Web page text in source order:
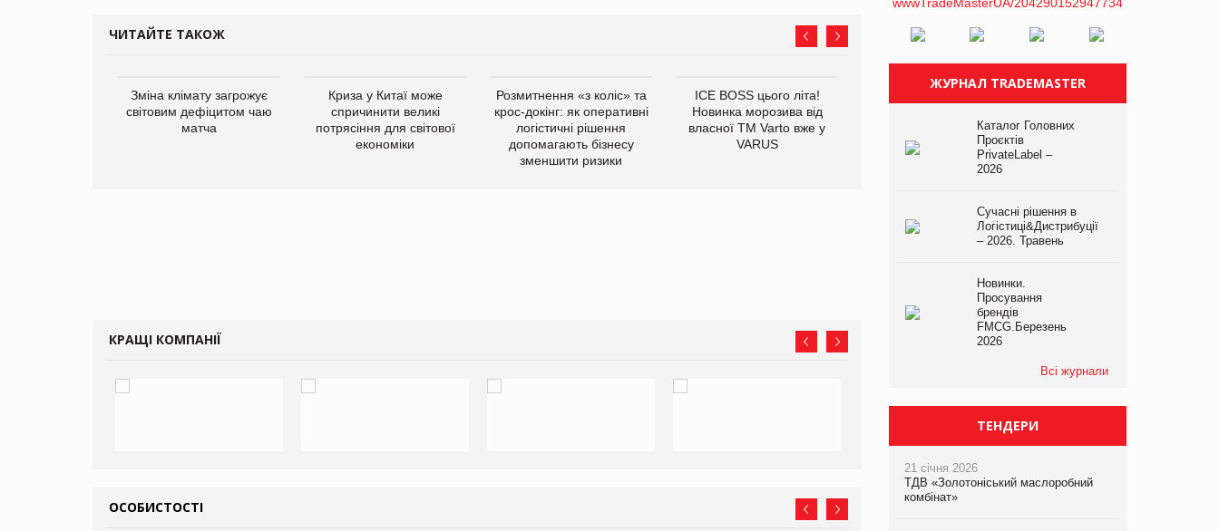
ЧИТАЙТЕ ТАКОЖ
Зміна клімату загрожує
світовим дефіцитом чаю
матча
Криза у Китаї може
спричинити великі
потрясіння для світової
економіки
Розмитнення «з коліс» та
крос-докінг: як оперативні
логістичні рішення
допомагають бізнесу
зменшити ризики
ICE BOSS цього літа!
Новинка морозива від
власної ТМ Varto вже у
VARUS
асортимент, якого покупці
не очікують побачити на
КРАЩІ КОМПАНІЇ
ОСОБИСТОСТІ
ЖУРНАЛ TRADEMASTER
Каталог Головних
Проєктів
PrivateLabel –
2026
Сучасні рішення в
Логістиці&Дистрибуції
– 2026. Травень
Новинки.
Просування
брендів
FMCG.Березень
2026
Всі журнали
ТЕНДЕРИ
21 січня 2026
ТДВ «Золотоніський маслоробний
комбінат»